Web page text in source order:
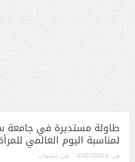
طاولة مستديرة في جامعة
لمناسبة اليوم العالمي
فى: 03/07/2024 فى: جامعات